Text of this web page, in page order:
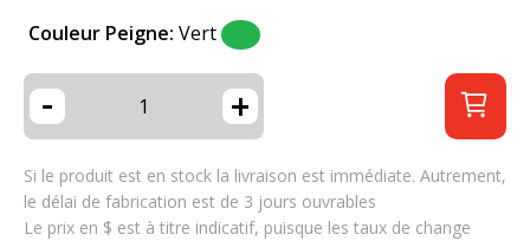
Couleur Peigne: Vert
- +
Si le produit est en stock la livraison est immédiate. Autrement,
le délai de fabrication est de 3 jours ouvrables
Le prix en $ est à titre indicatif, puisque les taux de change